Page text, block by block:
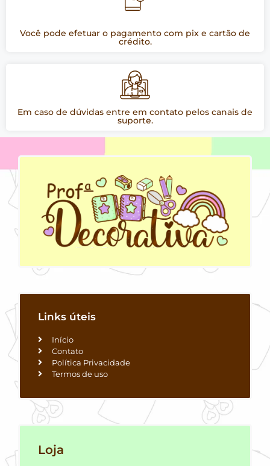
Você pode efetuar o pagamento com pix e cartão de
crédito.
Em caso de dúvidas entre em contato pelos canais de
suporte.
Links úteis
Início
Contato
Política Privacidade
Termos de uso
Loja